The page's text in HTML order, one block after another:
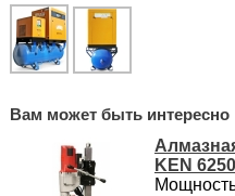
Вам может быть интересно
KEN